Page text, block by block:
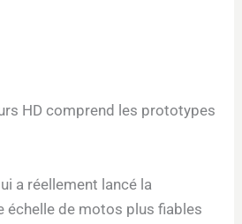
HD comprend les prototypes
a réellement lancé la
échelle de motos plus fiables